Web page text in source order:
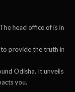
head office of is in
to provide the truth in
Odisha. It unveils
you.